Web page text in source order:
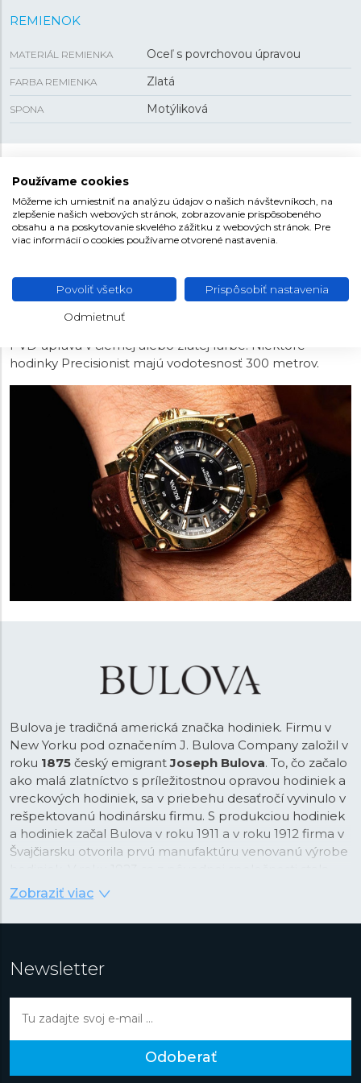
REMIENOK
MATERIÁL REMIENKA Oceľ s povrchovou úpravou
FARBA REMIENKA Zlatá
SPONA Motýliková
BULOVA PRECISIONIST
Bulova Precisionist je populárny pre svoju kombináciu
technológií a dizajnových inovácií, ponúka hodinky
osadenéveľmi presným quartzovým strojčekom
presnosťou (odchýlka by mala byť do 5 sekúnd za
mesiac), ale aj plynulým chodom sekundovej ručičky.
Modely tejto kolekcie sa vyznačujú výraznými tvarmi
PVD úprava v čiernej alebo zlatej farbe. Niektoré
hodinky Precisionist majú vodotesnosť 300 metrov.
Bulova je tradičná americká značka hodiniek. Firmu v
New Yorku pod označením J. Bulova Company založil v
roku 1875 český emigrantJoseph Bulova. To, čo začalo
ako malá zlatníctvo s príležitostnou opravou hodiniek a
vreckových hodiniek, sa v priebehu desaťročí vyvinulo v
rešpektovanú hodinársku firmu. S produkciou hodiniek
a hodiniek začal Bulova v roku 1911 a v roku 1912 firma v
Švajčiarsku otvorila prvú manufaktúru venovanú výrobe
Bulova Watch Company. Firma si od počiatku zakládala
nielen na prepracovanom dizajne hodiniek, ale aj na
inováciách, a to nielen v samotnej technike hodiniek.
vysielanou televíznou reklamou na svete
reklama na hodinky Bulova.
ktorými vyčnievajú najmä ladičkové hodinky
toho je dnes celá samostatná značka), hodinky
s LED displejom alebo slávne „mesačné"
hodinky.Prototyp chronografuBulova sa totiž zhodou
Zobraziť viac
Newsletter
Odoberať
Používame cookies
Môžeme ich umiestniť na analýzu údajov o našich návštevníkoch, na
zlepšenie našich webových stránok, zobrazovanie prispôsobeného
obsahu a na poskytovanie skvelého zážitku z webových stránok. Pre
viac informácií o cookies používame otvorené nastavenia.
Povoliť všetko Prispôsobiť nastavenia
Odmietnuť